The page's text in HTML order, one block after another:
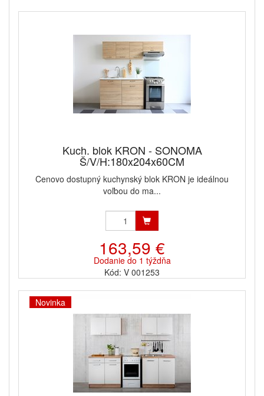
Kuch. blok KRON - SONOMA
Š/V/H:180x204x60CM
Cenovo dostupný kuchynský blok KRON je ideálnou
voľbou do ma...
163,59 €
Dodanie do 1 týždňa
Kód: V 001253
Novinka